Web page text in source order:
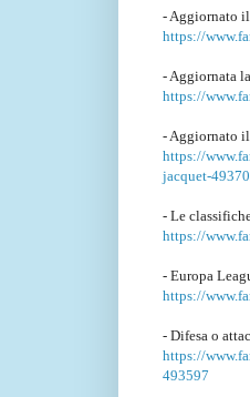
- Aggiornato
https://
- Aggiornata
https://
- Aggiornato
https://
jacquet-
- Le
https://
- Europa
https://
- Difesa o
https://
493597